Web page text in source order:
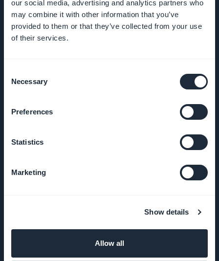
our social media, advertising and analytics partners who
may combine it with other information that you’ve
provided to them or that they’ve collected from your use
of their services.
Selection
Necessary
Preferences
Statistics
Marketing
Show details
Allow all
Job
Tryk på
og GDPR